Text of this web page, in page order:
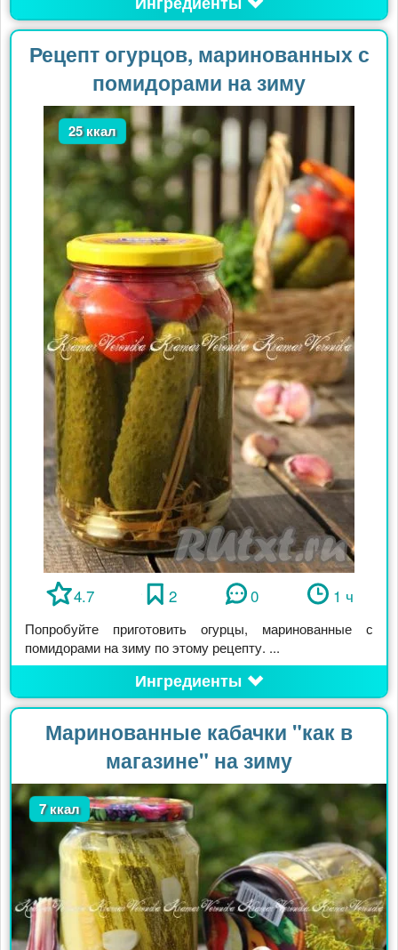
Рецепт огурцов, маринованных с
помидорами на зиму
25 ккал
4.7 2 0 1 ч
Попробуйте приготовить огурцы, маринованные с
помидорами на зиму по этому рецепту. ...
Ингредиенты
Маринованные кабачки "как в
магазине" на зиму
7 ккал